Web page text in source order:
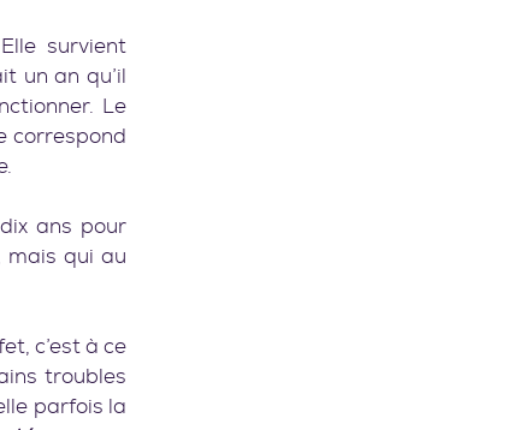
Elle survient
un an qu’il
Le
correspond
ans pour
mais qui au
c’est à ce
troubles
parfois la